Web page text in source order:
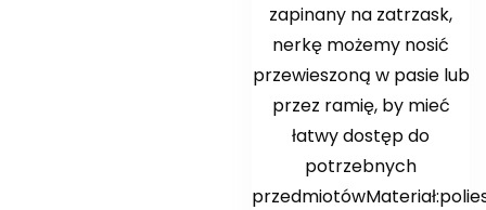
zapinany na zatrzask,
nerkę możemy nosić
przewieszoną w pasie lub
przez ramię, by mieć
łatwy dostęp do
potrzebnych